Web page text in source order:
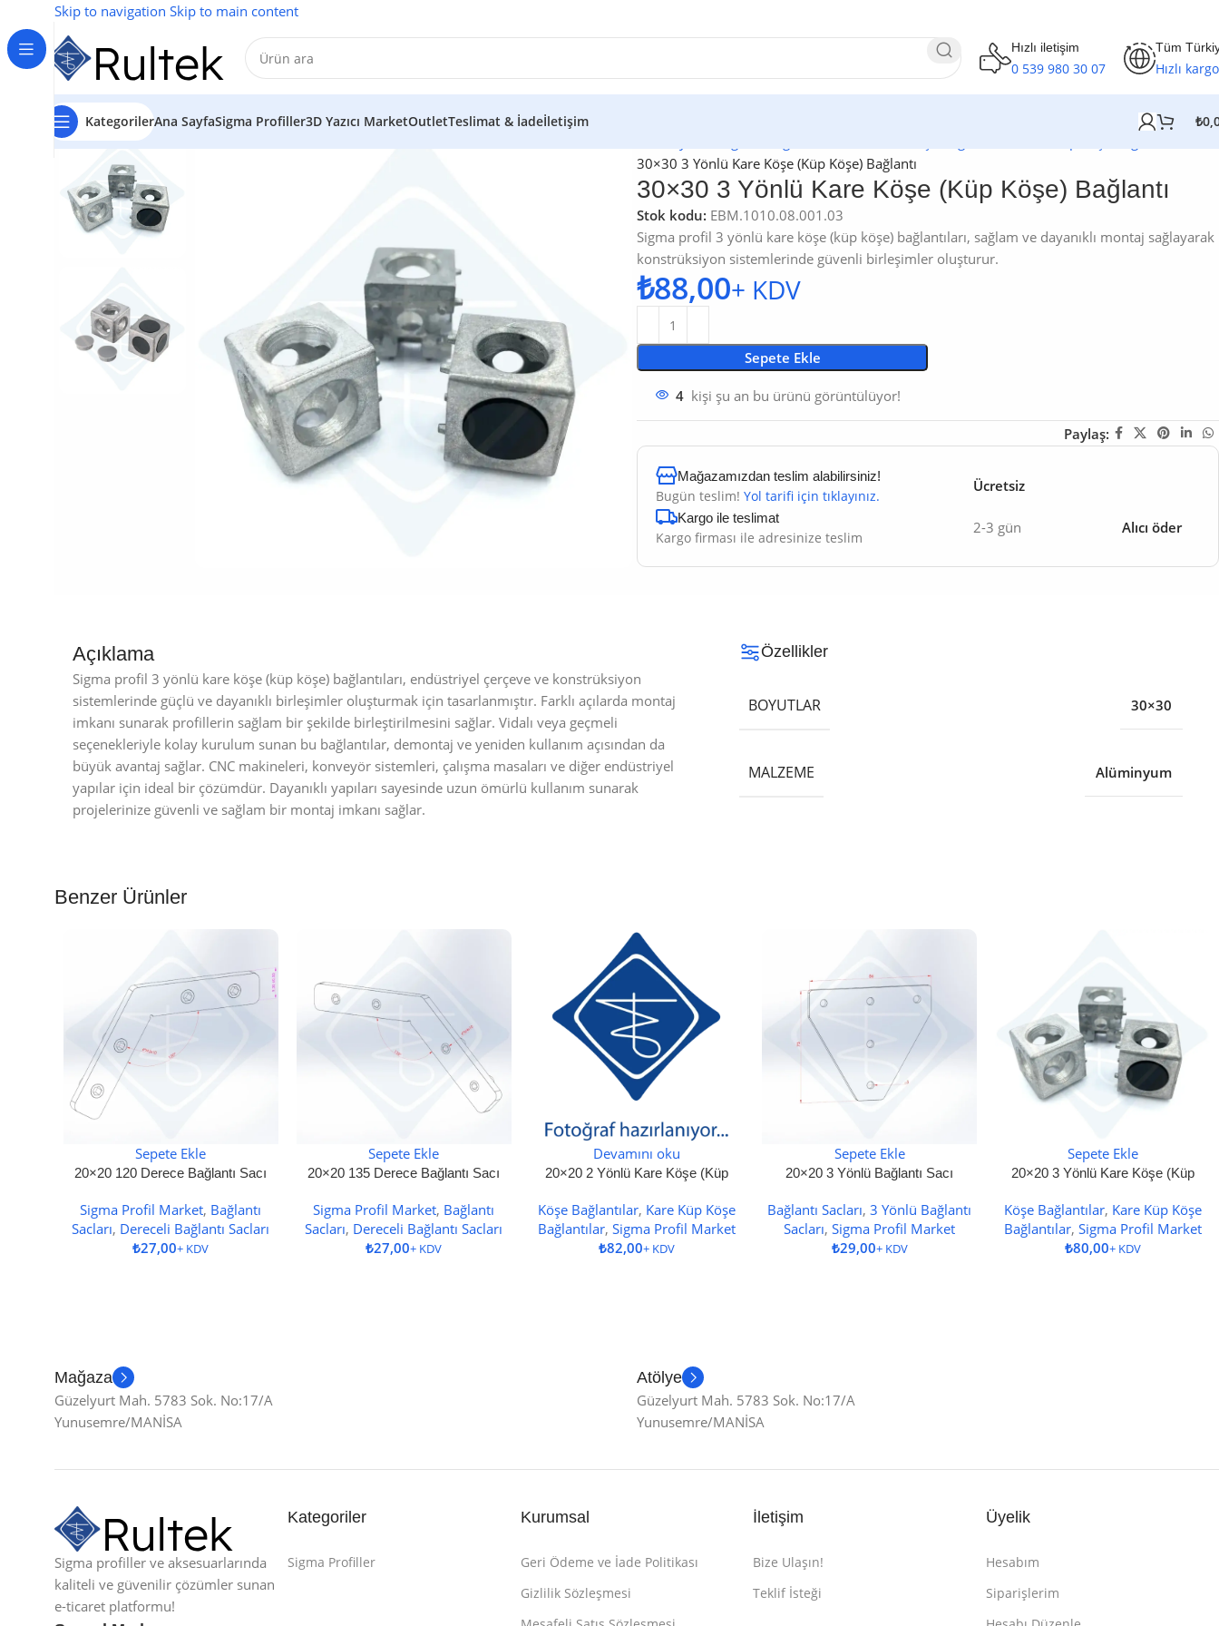
Skip to navigation Skip to main content
Hızlı iletişim
0 539 980 30 07
Tüm
Hızlı kargo
KategorilerAna SayfaSigma Profiller3D Yazıcı MarketOutletTeslimat & İadeİletişim ₺
30×30 3 Yönlü Kare Köşe (Küp Köşe) Bağlantı
30×30 3 Yönlü Kare Köşe (Küp Köşe) Bağlantı
Stok kodu: EBM.1010.08.001.03
Sigma profil 3 yönlü kare köşe (küp köşe) bağlantıları, sağlam ve dayanıklı montaj sağlayarak
konstrüksiyon sistemlerinde güvenli birleşimler oluşturur.
₺
Sepete Ekle
4 kişi şu an bu ürünü görüntülüyor!
Paylaş:
Mağazamızdan teslim alabilirsiniz!
Bugün teslim! Yol tarifi için tıklayınız.
Ücretsiz
Kargo ile teslimat
Kargo firması ile adresinize teslim
2-3 gün Alıcı öder
Açıklama
Sigma profil 3 yönlü kare köşe (küp köşe) bağlantıları, endüstriyel çerçeve ve konstrüksiyon
sistemlerinde güçlü ve dayanıklı birleşimler oluşturmak için tasarlanmıştır. Farklı açılarda montaj
imkanı sunarak profillerin sağlam bir şekilde birleştirilmesini sağlar. Vidalı veya geçmeli
seçenekleriyle kolay kurulum sunan bu bağlantılar, demontaj ve yeniden kullanım açısından da
büyük avantaj sağlar. CNC makineleri, konveyör sistemleri, çalışma masaları ve diğer endüstriyel
yapılar için ideal bir çözümdür. Dayanıklı yapıları sayesinde uzun ömürlü kullanım sunarak
projelerinize güvenli ve sağlam bir montaj imkanı sağlar.
Özellikler
BOYUTLAR 30×30
MALZEME Alüminyum
Benzer Ürünler
Sepete Ekle
20×20 120 Derece Bağlantı Sacı
Sigma Profil Market, Bağlantı
Sacları, Dereceli Bağlantı Sacları
₺
Sepete Ekle
20×20 135 Derece Bağlantı Sacı
Sigma Profil Market, Bağlantı
Sacları, Dereceli Bağlantı Sacları
₺
Devamını oku
20×20 2 Yönlü Kare Köşe (Küp
Köşe Bağlantılar, Kare Küp Köşe
Bağlantılar, Sigma Profil Market
₺
Sepete Ekle
20×20 3 Yönlü Bağlantı Sacı
Bağlantı Sacları,3 Yönlü Bağlantı
Sacları,Sigma Profil Market
₺
Sepete Ekle
20×20 3 Yönlü Kare Köşe (Küp
Köşe Bağlantılar, Kare Küp Köşe
Bağlantılar, Sigma Profil Market
₺
Mağaza
Güzelyurt Mah. 5783 Sok. No:17/A
Yunusemre/MANİSA
Atölye
Güzelyurt Mah. 5783 Sok. No:17/A
Yunusemre/MANİSA
Sigma profiller ve aksesuarlarında
kaliteli ve güvenilir çözümler sunan
e-ticaret platformu!
Kategoriler
Sigma Profiller
Kurumsal
Geri Ödeme ve İade Politikası
Gizlilik Sözleşmesi
İletişim
Bize Ulaşın!
Teklif İsteği
Üyelik
Hesabım
Siparişlerim